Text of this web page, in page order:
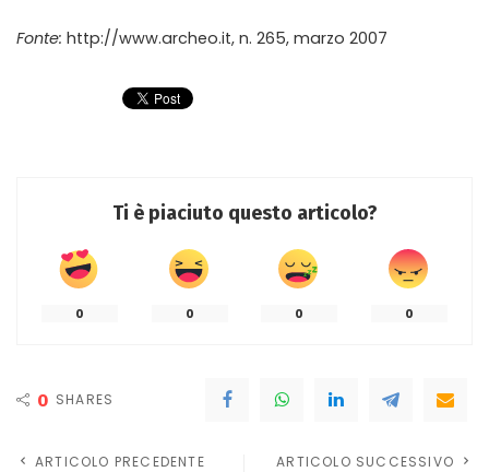
Fonte: http://www.archeo.it, n. 265, marzo 2007
Ti è piaciuto questo articolo?
0 0 0 0
0 SHARES
ARTICOLO PRECEDENTE ARTICOLO SUCCESSIVO